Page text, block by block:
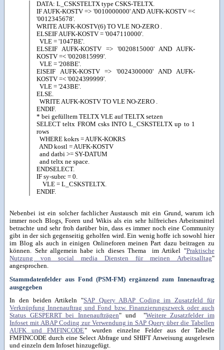
DATA: L_CSKSTELTX type CSKS-TELTX.
IF AUFK-KOSTV => '0010000000' AND AUFK-KOSTV =<
'0012345678'.
WRITE AUFK-KOSTV(6) TO VLE NO-ZERO .
ELSEIF AUFK-KOSTV = '0047110000'.
VLE = '1047BE'.
ELSEIF AUFK-KOSTV => '0020815000' AND AUFK-
KOSTV =< '0020815999'.
VLE = '208BE'.
ElSEIF AUFK-KOSTV => '0024300000' AND AUFK-
KOSTV =< '0024399999'.
VLE = '243BE'.
ELSE.
WRITE AUFK-KOSTV TO VLE NO-ZERO .
ENDIF.
* bei gefülltem TELTX VLE auf TELTX setzen
SELECT teltx FROM csks INTO L_CSKSTELTX up to 1
rows
WHERE kokrs = AUFK-KOKRS
AND kostl = AUFK-KOSTV
and datbi >= SY-DATUM
and teltx ne space.
ENDSELECT.
IF sy-subrc = 0.
VLE = L_CSKSTELTX.
ENDIF.
Nebenbei ist ein solcher fachlicher Austausch mit ein Grund, warum ich
immer noch Blogs, Foren und Wikis als ein sehr hilfreiches Arbeitsmittel
betrachte und sehr froh darüber bin, dass es immer noch eine Community
gibt in der sich gegenseitig geholfen wird. Ein wenig hoffe ich sowohl hier
im Blog als auch in einigen Onlineforen meinen Part dazu beitragen zu
können. Sehr allgemein habe ich dieses Thema im Artikel "Praktische
Nutzung von social media Diensten für meinen Arbeitsalltag"
angesprochen.
Stammdatenfelder aus Fond (PSM-FM) ergänzend zum Innenauftrag
ausgegeben
In den beiden Artikeln "SAP Query ABAP Coding im Zusatzfeld für
Verknüpfung Innenauftrag und Fond bzw. Finanzierungszweck oder auch
Status GESPERRT bei Innenaufträgen" und "Weitere Zusatzfelder im
Infoset mit ABAP Coding zur Verwendung in SAP Query über die Tabellen
AUFK und FMFINCODE" wurden einzelne Felder aus der Tabelle
FMFINCODE durch eine Select Abfrage und SHIFT Anweisung ausgelesen
und einzeln dem Infoset hinzugefügt.